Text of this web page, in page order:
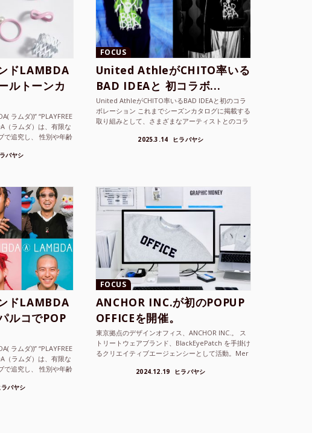
ドLAMBDA
ルトーンカ
ラムダ))” “PLAYFREE
（ラムダ）は、有限な
で追究し、 性別や年齢
バヤシ
FOCUS
United AthleがCHITO率いる
BAD IDEAと 初コラボ...
United AthleがCHITO率いるBAD IDEAと初のコラ
ボレーション これまでシーズンカタログに掲載する
取り組みとして、さまざまなアーティストとのコラ
2025.3.14 ヒラバヤシ
ドLAMBDA
ルコでPOP
ラムダ))” “PLAYFREE
（ラムダ）は、有限な
で追究し、 性別や年齢
ラバヤシ
FOCUS
ANCHOR INC.が初のPOPUP
OFFICEを開催。
東京拠点のデザインオフィス、ANCHOR INC.。 ス
トリートウェアブランド、BlackEyePatch を手掛け
るクリエイティブエージェンシーとして活動。Mer
2024.12.19 ヒラバヤシ